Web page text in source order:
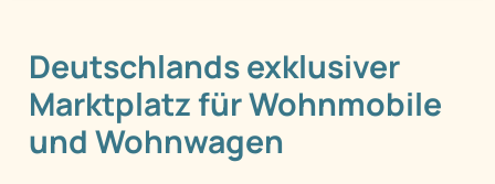
Deutschlands exklusiver
Marktplatz für Wohnmobile
und Wohnwagen